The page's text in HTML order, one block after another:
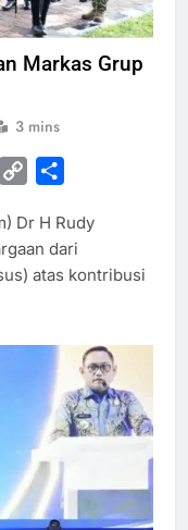
Markas Grup
3 mins
Threads
Copy
Dr H Rudy
dari
atas kontribusi